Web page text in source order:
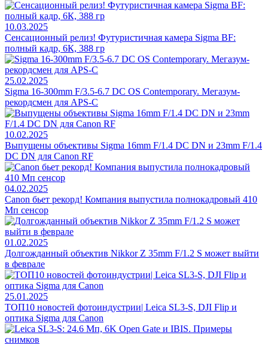
10.03.2025
Сенсационный релиз! Футуристичная камера Sigma BF:
полный кадр, 6К, 388 гр
25.02.2025
Sigma 16-300mm F/3.5-6.7 DC OS Contemporary. Мегазум-
рекордсмен для APS-C
10.02.2025
Выпущены объективы Sigma 16mm F/1.4 DC DN и 23mm F/1.4
DC DN для Canon RF
04.02.2025
Canon бьет рекорд! Компания выпустила полнокадровый 410
Мп сенсор
01.02.2025
Долгожданный объектив Nikkor Z 35mm F/1.2 S может выйти
в феврале
25.01.2025
ТОП10 новостей фотоиндустрии| Leica SL3-S, DJI Flip и
оптика Sigma для Canon